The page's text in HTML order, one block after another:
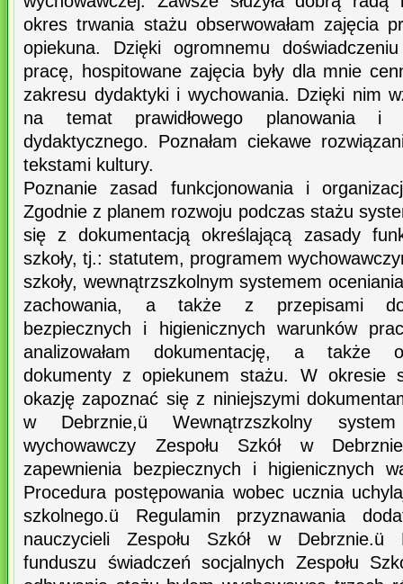
okres trwania stażu obserwowałam zajęcia
opiekuna. Dzięki ogromnemu
pracę, hospitowane zajęcia były dla mnie
zakresu dydaktyki i wychowania. Dzięki nim
na temat prawidłowego planowania i
dydaktycznego. Poznałam ciekawe
tekstami kultury.
Poznanie zasad funkcjonowania i
Zgodnie z planem rozwoju podczas stażu
się z dokumentacją określającą zasady
szkoły, tj.: statutem, programem
szkoły, wewnątrzszkolnym systemem
zachowania, a także z przepisami
bezpiecznych i higienicznych warunków
analizowałam dokumentację, a także
dokumenty z opiekunem stażu. W okresie
okazję zapoznać się z niniejszymi
w Debrznie,ü Wewnątrzszkolny
wychowawczy Zespołu Szkół w
zapewnienia bezpiecznych i higienicznych
Procedura postępowania wobec ucznia
szkolnego.ü Regulamin przyznawania
nauczycieli Zespołu Szkół w Debrznie.ü
funduszu świadczeń socjalnych Zespołu